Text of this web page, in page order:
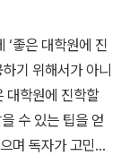
야 하는지를 상
‘좋은 대학원에 진
하기 위해서가 아니
대학원에 진학할
수 있는 팁을 얻
며 독자가 고민하